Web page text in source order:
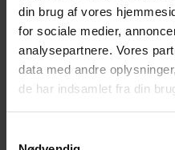
din brug af vores
for sociale medier,
analysepartnere. Vores
data med andre
de har indsamlet fra din